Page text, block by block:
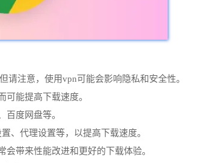
注意，使用vpn可能会影响隐私和安全性。
能提高下载速度。
度网盘等。
、代理设置等，以提高下载速度。
带来性能改进和更好的下载体验。